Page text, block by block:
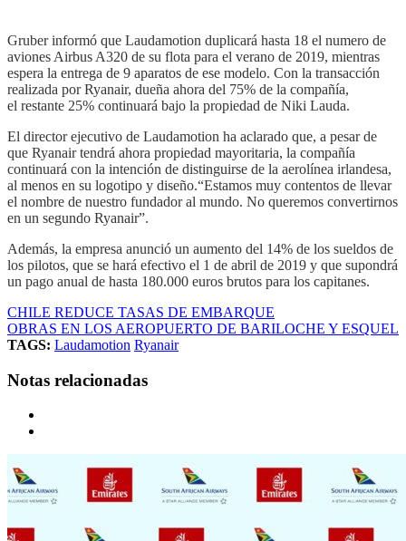
Gruber informó que Laudamotion duplicará hasta 18 el numero de
aviones Airbus A320 de su flota para el verano de 2019, mientras
espera la entrega de 9 aparatos de ese modelo. Con la transacción
realizada por Ryanair, dueña ahora del 75% de la compañía,
el restante 25% continuará bajo la propiedad de Niki Lauda.
El director ejecutivo de Laudamotion ha aclarado que, a pesar de
que Ryanair tendrá ahora propiedad mayoritaria, la compañía
continuará con la intención de distinguirse de la aerolínea irlandesa,
al menos en su logotipo y diseño.“Estamos muy contentos de llevar
el nombre de nuestro fundador al mundo. No queremos convertirnos
en un segundo Ryanair”.
Además, la empresa anunció un aumento del 14% de los sueldos de
los pilotos, que se hará efectivo el 1 de abril de 2019 y que supondrá
un pago anual de hasta 180.000 euros brutos para los capitanes.
CHILE REDUCE TASAS DE EMBARQUE
OBRAS EN LOS AEROPUERTO DE BARILOCHE Y ESQUEL
TAGS: Laudamotion Ryanair
Notas relacionadas